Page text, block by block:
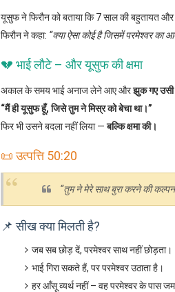
यूसुफ ने फिरौन को बताया कि 7 साल की बहुतायत
फिरौन ने कहा: “क्या ऐसा कोई है जिसमें परमेश्वर का
💔 भाई लौटे – और यूसुफ की क्षमा
अकाल के समय भाई अनाज लेने आए औरझुक गए उसी
“मैं ही यूसुफ हूँ, जिसे तुम ने मिस्र को बेचा था।”
फिर भी उसने बदला नहीं लिया —बल्कि क्षमा की।
📜 उत्पत्ति 50:20
“तुम ने मेरे साथ बुरा करने की
📌 सीख क्या मिलती है?
जब सब छोड़ दें, परमेश्वर साथ नहीं छोड़ता।
भाई गिरा सकते हैं, पर परमेश्वर उठाता है।
हर आँसू व्यर्थ नहीं – वह परमेश्वर के पास